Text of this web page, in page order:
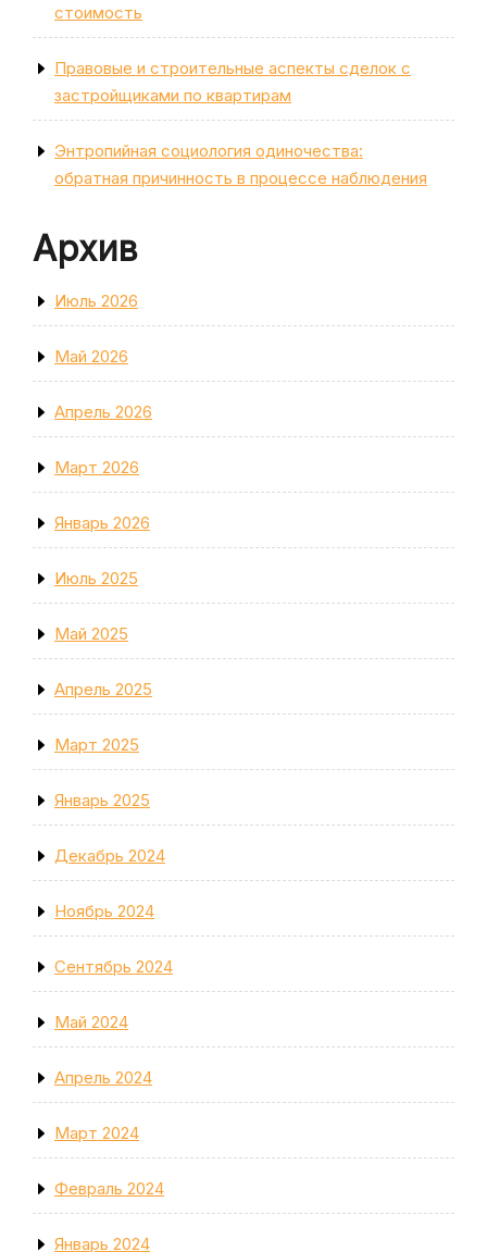
стоимость
Правовые и строительные аспекты сделок с
застройщиками по квартирам
Энтропийная социология одиночества:
обратная причинность в процессе наблюдения
Архив
Июль 2026
Май 2026
Апрель 2026
Март 2026
Январь 2026
Июль 2025
Май 2025
Апрель 2025
Март 2025
Январь 2025
Декабрь 2024
Ноябрь 2024
Сентябрь 2024
Май 2024
Апрель 2024
Март 2024
Февраль 2024
Январь 2024